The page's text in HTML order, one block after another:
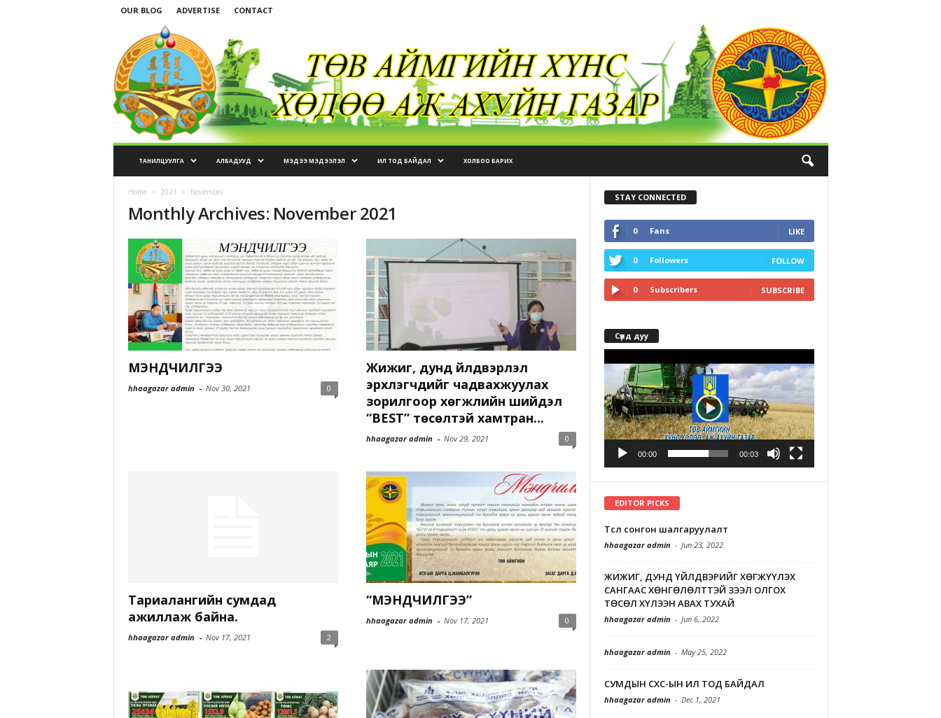
OUR BLOG ADVERTISE CONTACT
ТАНИЛЦУУЛГА АЛБАДУУД МЭДЭЭ МЭДЭЭЛЭЛ ИЛ ТОД БАЙДАЛ ХОЛБОО БАРИХ
Home 2021 November
Monthly Archives: November 2021
МЭНДЧИЛГЭЭ
hhaagazar admin - Nov 30, 2021 0
Жижиг, дунд үйлдвэрлэл
эрхлэгчдийг чадвахжуулах
зорилгоор хөгжлийн шийдэл
“BEST” төсөлтэй хамтран...
hhaagazar admin - Nov 29, 2021 0
Тариалангийн сумдад
ажиллаж байна.
hhaagazar admin - Nov 17, 2021 2
“МЭНДЧИЛГЭЭ”
hhaagazar admin - Nov 17, 2021 0
STAY CONNECTED
0 Fans LIKE
0 Followers FOLLOW
0 Subscribers SUBSCRIBE
Сүлд дуу
Player
00:00 00:03
EDITOR PICKS
Төсөл сонгон шалгаруулалт
hhaagazar admin - Jun 23, 2022
ЖИЖИГ, ДУНД ҮЙЛДВЭРИЙГ ХӨГЖҮҮЛЭХ
САНГААС ХӨНГӨЛӨЛТТЭЙ ЗЭЭЛ ОЛГОХ
ТӨСӨЛ ХҮЛЭЭН АВАХ ТУХАЙ
hhaagazar admin - Jun 6, 2022
hhaagazar admin - May 25, 2022
СУМДЫН СХС-ЫН ИЛ ТОД БАЙДАЛ
hhaagazar admin - Dec 1, 2021